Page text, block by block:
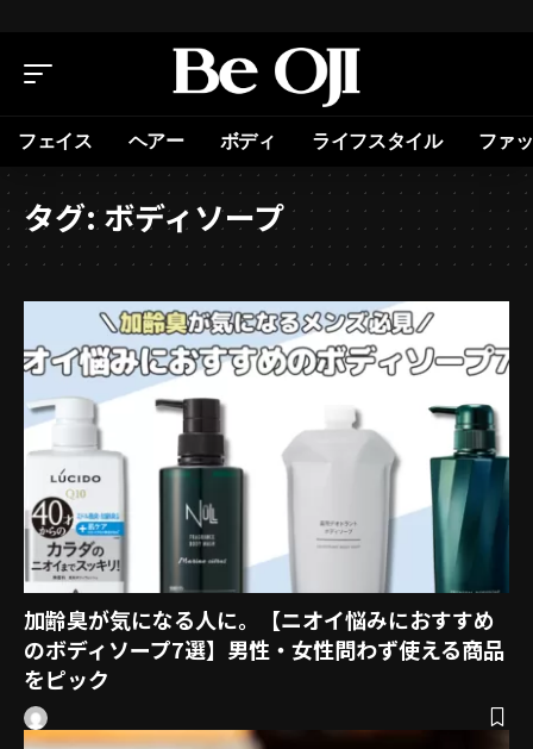
フェイス ヘアー ボディ ライフスタイル ファ
タグ:ボディソープ
加齢臭が気になる人に。【ニオイ悩みにおすすめ
のボディソープ7選】男性・女性問わず使える商品
をピック